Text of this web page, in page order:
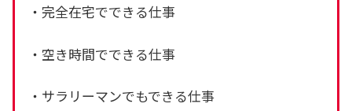
・完全在宅でできる仕事
・空き時間でできる仕事
・サラリーマンでもできる仕事